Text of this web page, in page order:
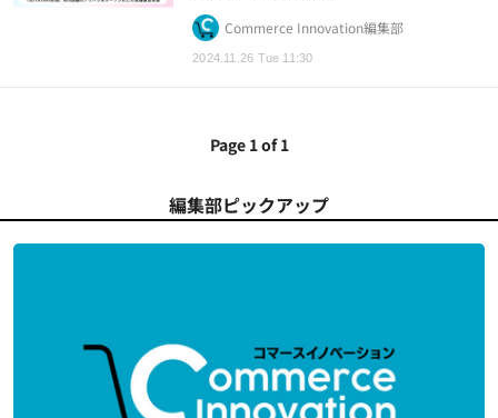
2024.11.26 Tue 11:30
Commerce Innovation編集部
Page 1 of 1
編集部ピックアップ